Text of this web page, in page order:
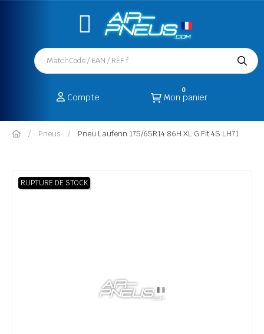
Compte Mon panier
0
Pneus Pneu Laufenn 175/65R14 86H XL G Fit 4S LH71
RUPTURE DE STOCK